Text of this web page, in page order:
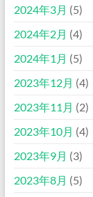
2024年3月 (5)
2024年2月 (4)
2024年1月 (5)
2023年12月 (4)
2023年11月 (2)
2023年10月 (4)
2023年9月 (3)
2023年8月 (5)